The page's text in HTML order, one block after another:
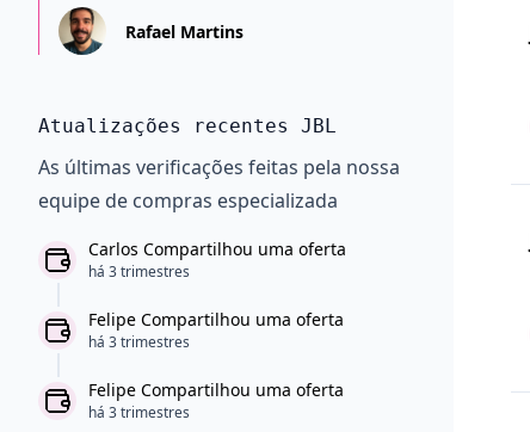
Rafael Martins
Atualizações recentes JBL
As últimas verificações feitas pela nossa
equipe de compras especializada
Carlos Compartilhou uma oferta
há 3 trimestres
Felipe Compartilhou uma oferta
há 3 trimestres
Felipe Compartilhou uma oferta
há 3 trimestres